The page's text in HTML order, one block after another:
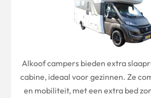
Alkoof campers bieden extra
cabine, ideaal voor gezinnen. Ze
en mobiliteit, met een extra bed